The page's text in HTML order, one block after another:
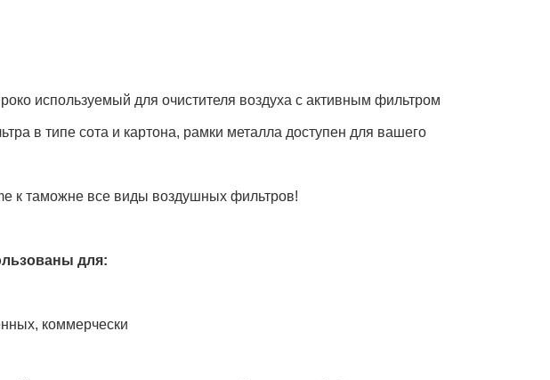
используемый для очистителя воздуха с активным фильтром
в типе сота и картона, рамки металла доступен для вашего
к таможне все виды воздушных фильтров!
для:
коммерчески